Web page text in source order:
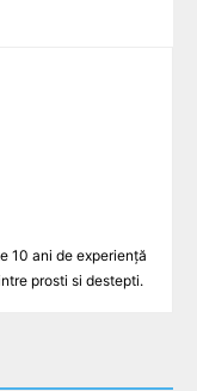
10 ani de experiență
prosti si destepti.